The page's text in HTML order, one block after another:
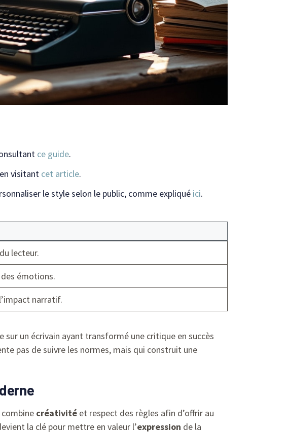
ce guide.
en visitant cet article.
le style selon le public, comme expliqué ici.
du lecteur.
des émotions.
narratif.
sur un écrivain ayant transformé une critique en succès
pas de suivre les normes, mais qui construit une
créativité et respect des règles afin d’offrir au
la clé pour mettre en valeur l’expression de la